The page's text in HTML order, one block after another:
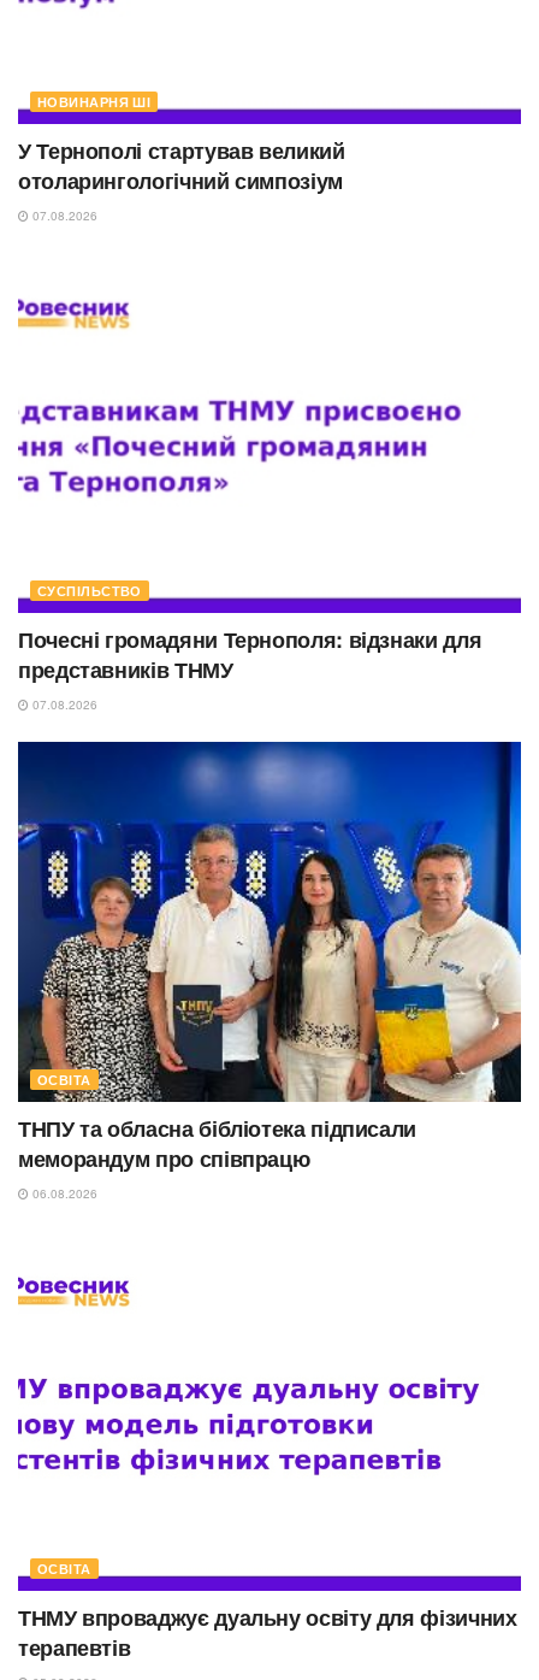
НОВИНАРНЯ ШІ
У Тернополі стартував великий
отоларингологічний симпозіум
07.08.2026
СУСПІЛЬСТВО
Почесні громадяни Тернополя: відзнаки для
представників ТНМУ
07.08.2026
ОСВІТА
ТНПУ та обласна бібліотека підписали
меморандум про співпрацю
06.08.2026
ОСВІТА
ТНМУ впроваджує дуальну освіту для фізичних
терапевтів